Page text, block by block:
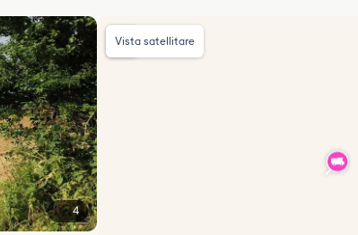
4
Vista satellitare